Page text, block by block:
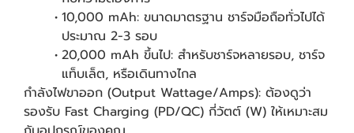
10,000 mAh: ขนาดมาตรฐาน ชาร์จมือถือทั่วไปได้
ประมาณ 2-3 รอบ
20,000 mAh ขึ้นไป: สำหรับชาร์จหลายรอบ, ชาร์จ
แท็บเล็ต, หรือเดินทางไกล
กำลังไฟขาออก (Output Wattage/Amps): ต้องดูว่า
รองรับ Fast Charging (PD/QC) กี่วัตต์ (W) ให้เหมาะสม